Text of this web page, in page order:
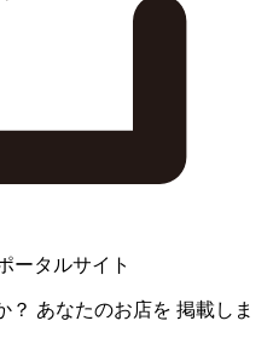
ータルサイト
？ あなたのお店を 掲載しま